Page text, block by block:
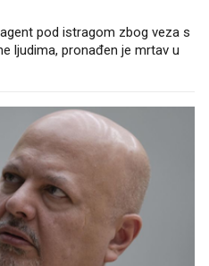
pod istragom zbog veza s
ljudima, pronađen je mrtav u